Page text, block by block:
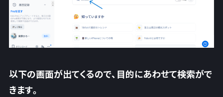
以下の画面が出てくるので、目的にあわせて検索がで
きます。